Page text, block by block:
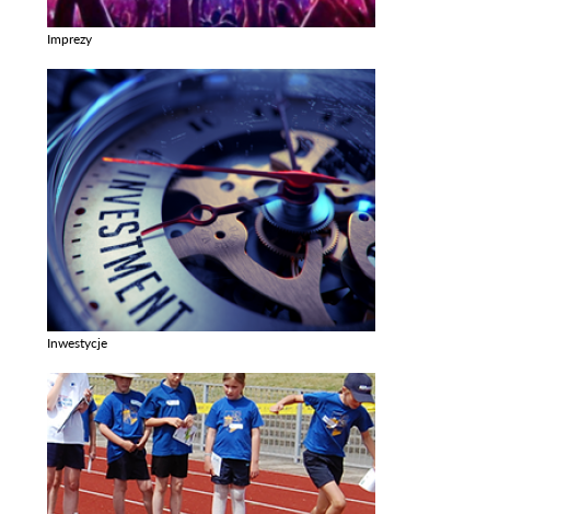
Imprezy
Inwestycje